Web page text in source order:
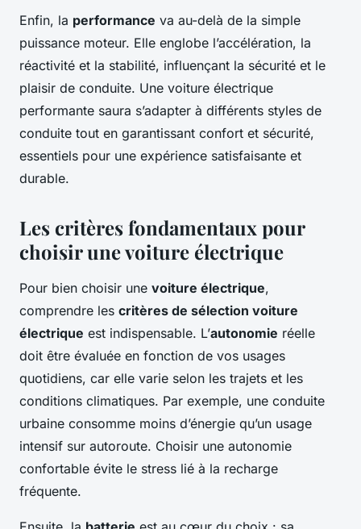
Enfin, la performance va au-delà de la simple
puissance moteur. Elle englobe l’accélération, la
réactivité et la stabilité, influençant la sécurité et le
plaisir de conduite. Une voiture électrique
performante saura s’adapter à différents styles de
conduite tout en garantissant confort et sécurité,
essentiels pour une expérience satisfaisante et
durable.
Les critères fondamentaux pour
choisir une voiture électrique
Pour bien choisir une voiture électrique,
comprendre les critères de sélection voiture
électrique est indispensable. L’autonomie réelle
doit être évaluée en fonction de vos usages
quotidiens, car elle varie selon les trajets et les
conditions climatiques. Par exemple, une conduite
urbaine consomme moins d’énergie qu’un usage
intensif sur autoroute. Choisir une autonomie
confortable évite le stress lié à la recharge
fréquente.